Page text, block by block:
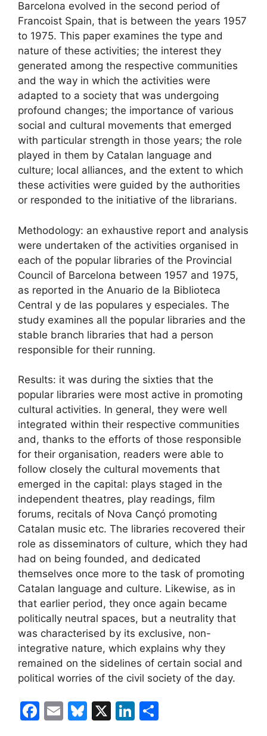
Barcelona evolved in the second period of
Francoist Spain, that is between the years 1957
to 1975. This paper examines the type and
nature of these activities; the interest they
generated among the respective communities
and the way in which the activities were
adapted to a society that was undergoing
profound changes; the importance of various
social and cultural movements that emerged
with particular strength in those years; the role
played in them by Catalan language and
culture; local alliances, and the extent to which
these activities were guided by the authorities
or responded to the initiative of the librarians.
Methodology: an exhaustive report and analysis
were undertaken of the activities organised in
each of the popular libraries of the Provincial
Council of Barcelona between 1957 and 1975,
as reported in the Anuario de la Biblioteca
Central y de las populares y especiales. The
study examines all the popular libraries and the
stable branch libraries that had a person
responsible for their running.
Results: it was during the sixties that the
popular libraries were most active in promoting
cultural activities. In general, they were well
integrated within their respective communities
and, thanks to the efforts of those responsible
for their organisation, readers were able to
follow closely the cultural movements that
emerged in the capital: plays staged in the
independent theatres, play readings, film
forums, recitals of Nova Cançó promoting
Catalan music etc. The libraries recovered their
role as disseminators of culture, which they had
had on being founded, and dedicated
themselves once more to the task of promoting
Catalan language and culture. Likewise, as in
that earlier period, they once again became
politically neutral spaces, but a neutrality that
was characterised by its exclusive, non-
integrative nature, which explains why they
remained on the sidelines of certain social and
political worries of the civil society of the day.
F
E
Bl X
Li